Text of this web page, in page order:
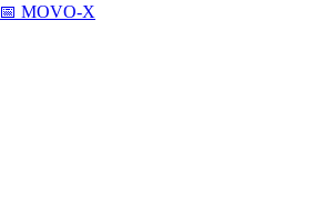
📅 MOVO-X